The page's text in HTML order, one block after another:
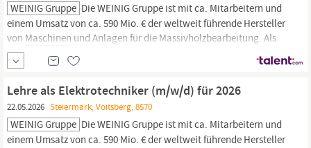
WEINIG Gruppe Die WEINIG Gruppe ist mit ca. Mitarbeitern und
einem Umsatz von ca. 590 Mio. € der weltweit führende Hersteller
von Maschinen und Anlagen für die Massivholzbearbeitung. Als
Komplettanbieter bietet die Unternehmensgruppe
Anlagen und Service im Bereich Massivholz- und
Holzwerkstoffbearbeitung. Mit Produktionswerken in Europa,...
Lehre als Elektrotechniker (m/w/d) für 2026
22.05.2026 Steiermark, Voitsberg, 8570
WEINIG Gruppe Die WEINIG Gruppe ist mit ca. Mitarbeitern und
einem Umsatz von ca. 590 Mio. € der weltweit führende Hersteller